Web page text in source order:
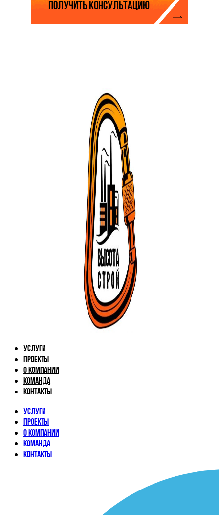
Услуги
Проекты
О компании
Команда
Контакты
Услуги
Проекты
О компании
Команда
Контакты